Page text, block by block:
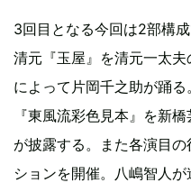
3回目となる今回は2部構
清元『玉屋』を清元一太
によって片岡千之助が踊
『東風流彩色見本』を新
が披露する。また各演目
ションを開催。八嶋智人